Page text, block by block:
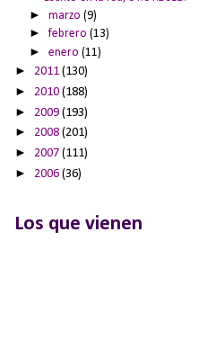
►marzo(9)
►febrero(13)
►enero(11)
► 2011 (130)
► 2010 (188)
► 2009 (193)
► 2008 (201)
► 2007 (111)
► 2006 (36)
Los que vienen